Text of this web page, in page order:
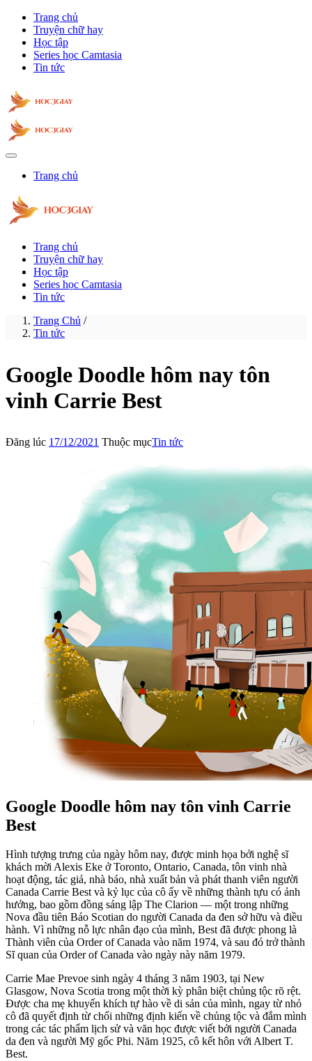
Trang chủ
Truyện chữ hay
Học tập
Series học Camtasia
Tin tức
Trang chủ
Trang chủ
Truyện chữ hay
Học tập
Series học Camtasia
Tin tức
Trang Chủ /
Tin tức
Google Doodle hôm nay tôn
vinh Carrie Best
Đăng lúc 17/12/2021 Thuộc mụcTin tức
Google Doodle hôm nay tôn vinh Carrie
Best
Hình tượng trưng của ngày hôm nay, được minh họa bởi nghệ sĩ
khách mời Alexis Eke ở Toronto, Ontario, Canada, tôn vinh nhà
hoạt động, tác giả, nhà báo, nhà xuất bản và phát thanh viên người
Canada Carrie Best và kỷ lục của cô ấy về những thành tựu có ảnh
hưởng, bao gồm đồng sáng lập The Clarion — một trong những
Nova đầu tiên Báo Scotian do người Canada da đen sở hữu và điều
hành. Vì những nỗ lực nhân đạo của mình, Best đã được phong là
Thành viên của Order of Canada vào năm 1974, và sau đó trở thành
Sĩ quan của Order of Canada vào ngày này năm 1979.
Carrie Mae Prevoe sinh ngày 4 tháng 3 năm 1903, tại New
Glasgow, Nova Scotia trong một thời kỳ phân biệt chủng tộc rõ rệt.
Được cha mẹ khuyến khích tự hào về di sản của mình, ngay từ nhỏ
cô đã quyết định từ chối những định kiến ​​về chủng tộc và đắm mình
trong các tác phẩm lịch sử và văn học được viết bởi người Canada
da đen và người Mỹ gốc Phi. Năm 1925, cô kết hôn với Albert T.
Best.